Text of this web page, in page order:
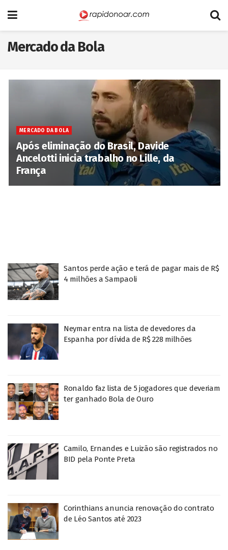
Mercado da Bola
MERCADO DA BOLA
Após eliminação do Brasil, Davide
Ancelotti inicia trabalho no Lille, da
França
Santos perde ação e terá de pagar mais de R$
4 milhões a Sampaoli
Neymar entra na lista de devedores da
Espanha por dívida de R$ 228 milhões
Ronaldo faz lista de 5 jogadores que deveriam
ter ganhado Bola de Ouro
Camilo, Ernandes e Luizão são registrados no
BID pela Ponte Preta
Corinthians anuncia renovação do contrato
de Léo Santos até 2023